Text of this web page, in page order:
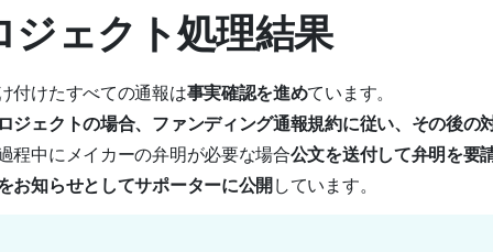
ジェクト処理結果
付けたすべての通報は事実確認を進めています。
ジェクトの場合、ファンディング通報規約に従い、その後の
程中にメイカーの弁明が必要な場合公文を送付して弁明を要
お知らせとしてサポーターに公開 しています。